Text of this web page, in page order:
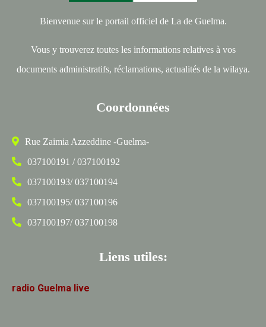
Bienvenue sur le portail officiel de La de Guelma.
Vous y trouverez toutes les informations relatives à vos
documents administratifs, réclamations, actualités de la wilaya.
Coordonnées
Rue Zaimia Azzeddine -Guelma-
037100191 / 037100192
037100193/ 037100194
037100195/ 037100196
037100197/ 037100198
Liens utiles:
radio Guelma live